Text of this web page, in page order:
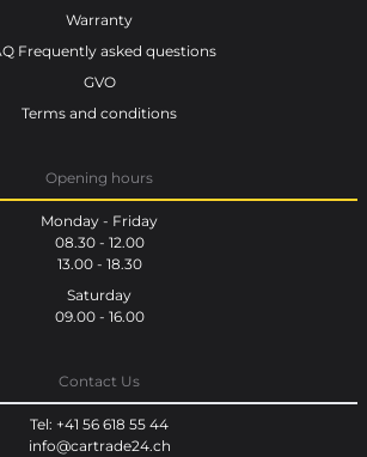
Warranty
Frequently asked questions
GVO
Terms and conditions
Opening hours
Monday - Friday
08.30 - 12.00
13.00 - 18.30
Saturday
09.00 - 16.00
Contact Us
Tel: +41 56 618 55 44
info@cartrade24.ch